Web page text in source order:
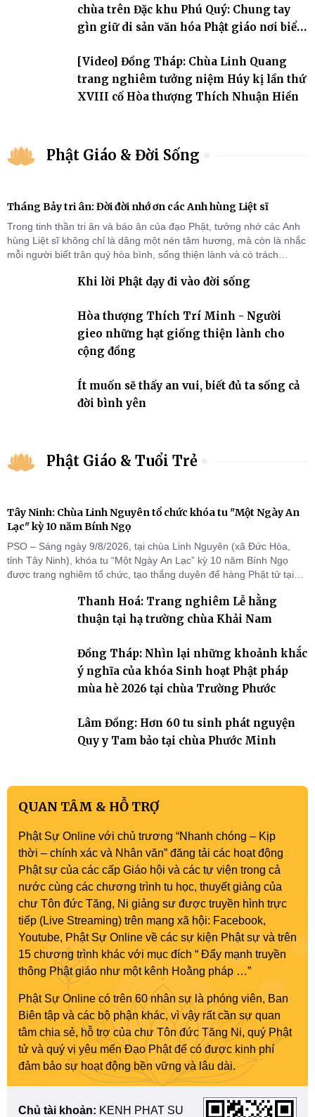
chùa trên Đặc khu Phú Quý: Chung tay
gìn giữ di sản văn hóa Phật giáo nơi biển
[Video] Đồng Tháp: Chùa Linh Quang
trang nghiêm tưởng niệm Húy kị lần thứ
XVIII cố Hòa thượng Thích Nhuận Hiền
Phật Giáo & Đời Sống
Tháng Bảy tri ân: Đời đời nhớ ơn các Anh hùng Liệt sĩ
Trong tinh thần tri ân và báo ân của đạo Phật, tưởng nhớ các Anh
hùng Liệt sĩ không chỉ là dâng một nén tâm hương, mà còn là nhắc
mỗi người biết trân quý hòa bình, sống thiện lành và có trách
Khi lời Phật dạy đi vào đời sống
Hòa thượng Thích Trí Minh - Người
gieo những hạt giống thiện lành cho
cộng đồng
Ít muốn sẽ thấy an vui, biết đủ ta sống cả
đời bình yên
Phật Giáo & Tuổi Trẻ
Tây Ninh: Chùa Linh Nguyên tổ chức khóa tu "Một Ngày An
Lạc" kỳ 10 năm Bính Ngọ
PSO – Sáng ngày 9/8/2026, tại chùa Linh Nguyên (xã Đức Hòa,
tỉnh Tây Ninh), khóa tu “Một Ngày An Lạc” kỳ 10 năm Bính Ngọ
được trang nghiêm tổ chức, tạo thắng duyên để hàng Phật tử tại
Thanh Hoá: Trang nghiêm Lễ hằng
thuận tại hạ trường chùa Khải Nam
Đồng Tháp: Nhìn lại những khoảnh khắc
ý nghĩa của khóa Sinh hoạt Phật pháp
mùa hè 2026 tại chùa Trường Phước
Lâm Đồng: Hơn 60 tu sinh phát nguyện
Quy y Tam bảo tại chùa Phước Minh
QUAN TÂM & HỖ TRỢ
Phật Sự Online với chủ trương “Nhanh chóng – Kịp
thời – chính xác và Nhân văn” đăng tải các hoạt động
Phật sự của các cấp Giáo hội và các tự viện trong cả
nước cùng các chương trình tu học, thuyết giảng của
chư Tôn đức Tăng, Ni giảng sư được truyền hình trực
tiếp (Live Streaming) trên mạng xã hội: Facebook,
Youtube, Phật Sự Online về các sự kiện Phật sự và trên
15 chương trình khác với mục đích “ Đẩy mạnh truyền
thông Phật giáo như một kênh Hoằng pháp …”
Phật Sự Online có trên 60 nhân sự là phóng viên, Ban
Biên tập và các bộ phận khác, vì vậy rất cần sự quan
tâm chia sẻ, hỗ trợ của chư Tôn đức Tăng Ni, quý Phật
tử và quý vị yêu mến Đạo Phật để có được kinh phí
đảm bảo sự hoạt động bền vững và lâu dài.
Chủ tài khoản: KENH PHAT SU